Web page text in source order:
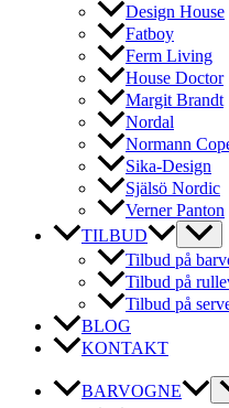
Design House
Fatboy
Ferm Living
House Doctor
Margit Brandt
Nordal
Normann
Sika-Design
Själsö Nordic
Verner Panton
TILBUD
Tilbud på
Tilbud på
Tilbud på
BLOG
KONTAKT
BARVOGNE